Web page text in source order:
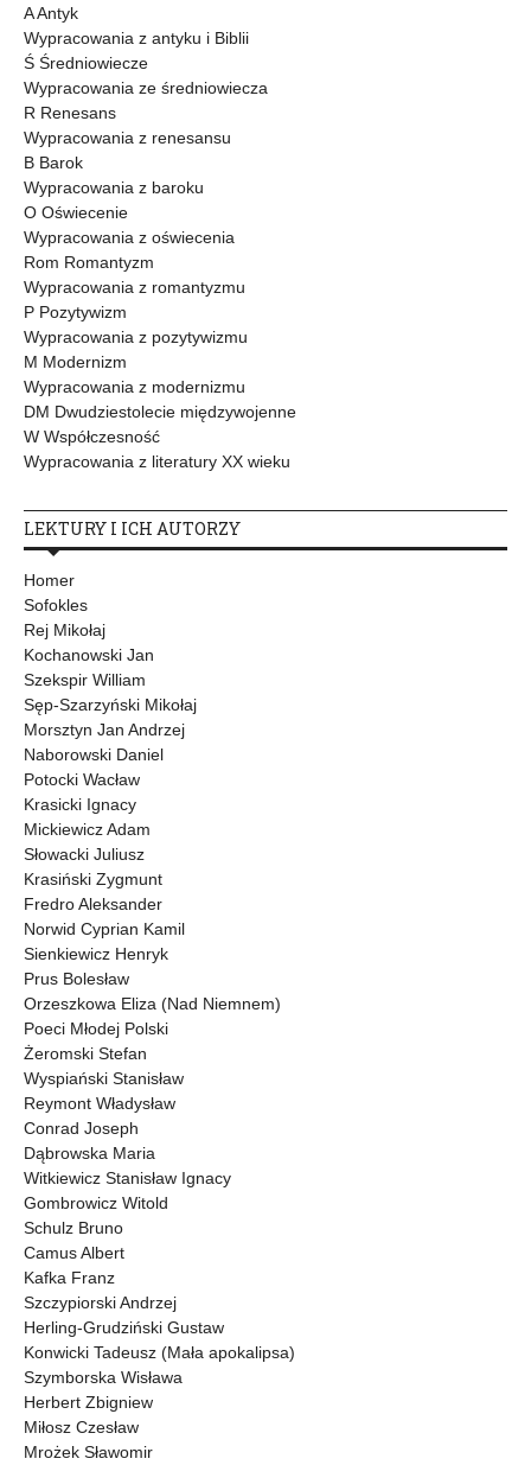
A Antyk
Wypracowania z antyku i Biblii
Ś Średniowiecze
Wypracowania ze średniowiecza
R Renesans
Wypracowania z renesansu
B Barok
Wypracowania z baroku
O Oświecenie
Wypracowania z oświecenia
Rom Romantyzm
Wypracowania z romantyzmu
P Pozytywizm
Wypracowania z pozytywizmu
M Modernizm
Wypracowania z modernizmu
DM Dwudziestolecie międzywojenne
W Współczesność
Wypracowania z literatury XX wieku
LEKTURY I ICH AUTORZY
Homer
Sofokles
Rej Mikołaj
Kochanowski Jan
Szekspir William
Sęp-Szarzyński Mikołaj
Morsztyn Jan Andrzej
Naborowski Daniel
Potocki Wacław
Krasicki Ignacy
Mickiewicz Adam
Słowacki Juliusz
Krasiński Zygmunt
Fredro Aleksander
Norwid Cyprian Kamil
Sienkiewicz Henryk
Prus Bolesław
Orzeszkowa Eliza (Nad Niemnem)
Poeci Młodej Polski
Żeromski Stefan
Wyspiański Stanisław
Reymont Władysław
Conrad Joseph
Dąbrowska Maria
Witkiewicz Stanisław Ignacy
Gombrowicz Witold
Schulz Bruno
Camus Albert
Kafka Franz
Szczypiorski Andrzej
Herling-Grudziński Gustaw
Konwicki Tadeusz (Mała apokalipsa)
Szymborska Wisława
Herbert Zbigniew
Miłosz Czesław
Mrożek Sławomir